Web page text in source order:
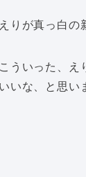
えりが真っ白の
こういった、え
いいな、と思い